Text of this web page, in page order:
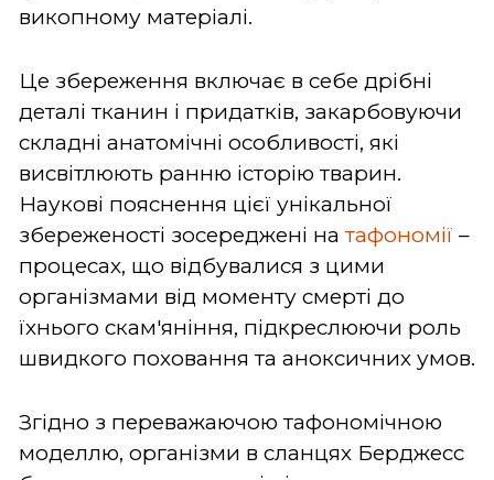
викопному матеріалі.
Це збереження включає в себе дрібні
деталі тканин і придатків, закарбовуючи
складні анатомічні особливості, які
висвітлюють ранню історію тварин.
Наукові пояснення цієї унікальної
збереженості зосереджені на тафономії –
процесах, що відбувалися з цими
організмами від моменту смерті до
їхнього скам'яніння, підкреслюючи роль
швидкого поховання та аноксичних умов.
Згідно з переважаючою тафономічною
моделлю, організми в сланцях Берджесс